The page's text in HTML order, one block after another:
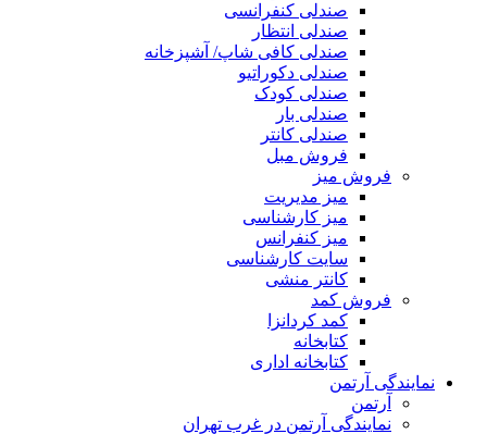
صندلی کنفرانسی
صندلی انتظار
صندلی کافی شاپ/ آشپزخانه
صندلی دکوراتیو
صندلی کودک
صندلی بار
صندلی کانتر
فروش مبل
فروش میز
میز مدیریت
میز کارشناسی
میز کنفرانس
سایت کارشناسی
کانتر منشی
فروش کمد
کمد کردانزا
کتابخانه
کتابخانه اداری
نمایندگی آرتمن
آرتمن
نمایندگی آرتمن در غرب تهران